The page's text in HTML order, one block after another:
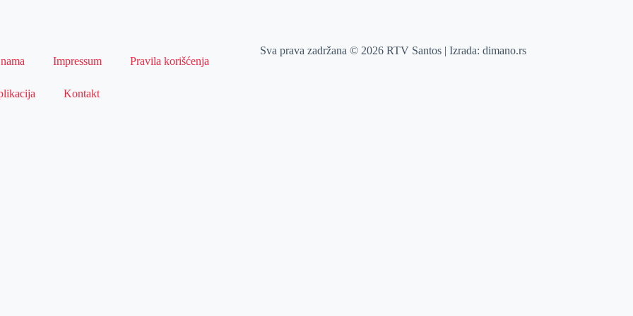
Impressum Pravila korišćenja
Kontakt
Sva prava zadržana © 2026 RTV Santos | Izrada:dimano.rs